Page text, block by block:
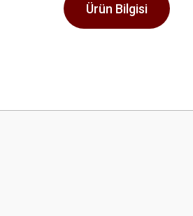
Ürün Bilgisi
ederiz.